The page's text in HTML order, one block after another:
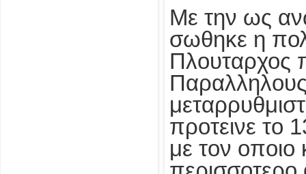
Με την ως
σωθηκε η
Πλουταρχος
Παραλληλους
προτεινε το
με τον οποιο